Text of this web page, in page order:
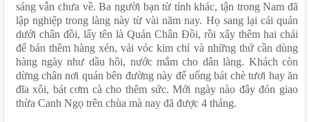
sáng vẫn chưa về. Ba người bạn từ tỉnh khác, tận trong Nam đã
lập nghiệp trong làng này từ vài năm nay. Họ sang lại cái quán
dưới chân đồi, lấy tên là Quán Chân Đồi, rồi xây thêm hai chái
để bán thêm hàng xén, vải vóc kim chỉ và những thứ cần dùng
hàng ngày như dầu hôi, nước mắm cho dân làng. Khách còn
dừng chân nơi quán bên đường này để uống bát chè tươi hay ăn
đĩa xôi, bát cơm cà cho thêm sức. Mới ngày nào đây đón giao
thừa Canh Ngọ trên chùa mà nay đã được 4 tháng.